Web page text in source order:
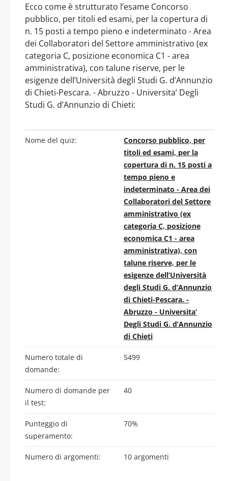
Ecco come è strutturato l’esame Concorso
pubblico, per titoli ed esami, per la copertura di
n. 15 posti a tempo pieno e indeterminato - Area
dei Collaboratori del Settore amministrativo (ex
categoria C, posizione economica C1 - area
amministrativa), con talune riserve, per le
esigenze dell’Università degli Studi G. d’Annunzio
di Chieti-Pescara. - Abruzzo - Universita’ Degli
Studi G. d’Annunzio di Chieti:
Nome del quiz:
Concorso pubblico, per
titoli ed esami, per la
copertura di n. 15 posti a
tempo pieno e
indeterminato - Area dei
Collaboratori del Settore
amministrativo (ex
categoria C, posizione
economica C1 - area
amministrativa), con
talune riserve, per le
esigenze dell’Università
degli Studi G. d’Annunzio
di Chieti-Pescara. -
Abruzzo - Universita’
Degli Studi G. d’Annunzio
di Chieti
Numero totale di
domande:
5499
Numero di domande per
il test:
40
Punteggio di
superamento:
70%
Numero di argomenti: 10 argomenti